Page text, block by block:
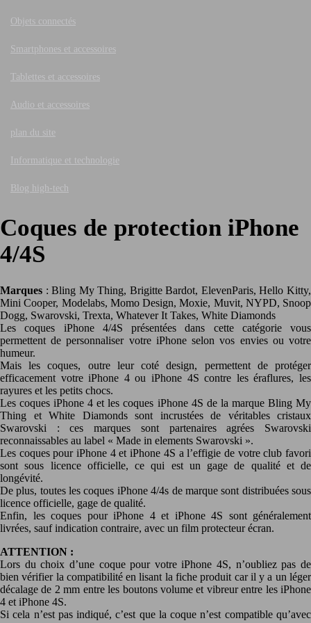
Objets connectés
Smartphones et accessoires
Tablettes et accessoires
Audio et accessoires
plan du site
Informatique et technologie
Blog high-tech
Coques de protection iPhone
4/4S
Marques : Bling My Thing, Brigitte Bardot, ElevenParis, Hello Kitty,
Mini Cooper, Modelabs, Momo Design, Moxie, Muvit, NYPD, Snoop
Dogg, Swarovski, Trexta, Whatever It Takes, White Diamonds
Les coques iPhone 4/4S présentées dans cette catégorie vous
permettent de personnaliser votre iPhone selon vos envies ou votre
humeur.
Mais les coques, outre leur coté design, permettent de protéger
efficacement votre iPhone 4 ou iPhone 4S contre les éraflures, les
rayures et les petits chocs.
Les coques iPhone 4 et les coques iPhone 4S de la marque Bling My
Thing et White Diamonds sont incrustées de véritables cristaux
Swarovski : ces marques sont partenaires agrées Swarovski
reconnaissables au label « Made in elements Swarovski ».
Les coques pour iPhone 4 et iPhone 4S a l’effigie de votre club favori
sont sous licence officielle, ce qui est un gage de qualité et de
longévité.
De plus, toutes les coques iPhone 4/4s de marque sont distribuées sous
licence officielle, gage de qualité.
Enfin, les coques pour iPhone 4 et iPhone 4S sont généralement
livrées, sauf indication contraire, avec un film protecteur écran.
ATTENTION :
Lors du choix d’une coque pour votre iPhone 4S, n’oubliez pas de
bien vérifier la compatibilité en lisant la fiche produit car il y a un léger
décalage de 2 mm entre les boutons volume et vibreur entre les iPhone
4 et iPhone 4S.
Si cela n’est pas indiqué, c’est que la coque n’est compatible qu’avec